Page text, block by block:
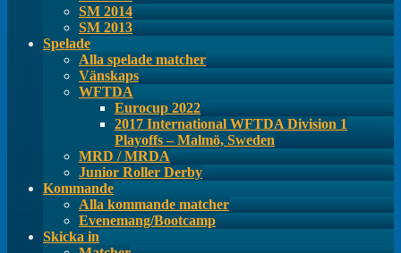
SM 2014
SM 2013
Spelade
Alla spelade matcher
Vänskaps
WFTDA
Eurocup 2022
2017 International WFTDA Division 1
Playoffs – Malmö, Sweden
MRD / MRDA
Junior Roller Derby
Kommande
Alla kommande matcher
Evenemang/Bootcamp
Skicka in